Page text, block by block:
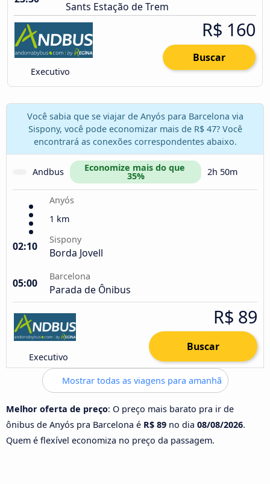
Sants Estação de Trem
Executivo
R$ 160
Buscar
Você sabia que se viajar de Anyós para Barcelona via
Sispony, você pode economizar mais de R$ 47? Você
encontrará as conexões correspondentes abaixo.
Andbus Economize mais do que
35% 2h 50m
Anyós
1 km
02:10
Sispony
Borda Jovell
05:00
Barcelona
Parada de Ônibus
Executivo
R$ 89
Buscar
Mostrar todas as viagens para amanhã
Melhor oferta de preço: O preço mais barato pra ir de
ônibus de Anyós pra Barcelona é R$ 89 no dia 08/08/2026.
Quem é flexível economiza no preço da passagem.